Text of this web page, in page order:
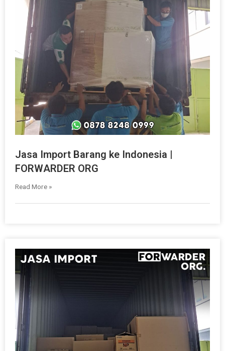
Jasa Import Barang ke Indonesia |
FORWARDER ORG
Read More »